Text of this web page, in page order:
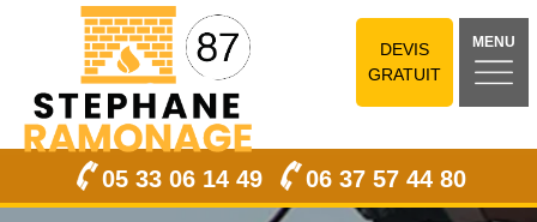
DEVIS
GRATUIT
MENU
05 33 06 14 49 06 37 57 44 80